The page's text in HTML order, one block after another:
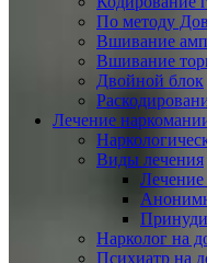
По методу
Вшивание
Вшивание
Двойной блок
Лечение
Виды лечения
Лечение
Нарколог на
Психиатр на